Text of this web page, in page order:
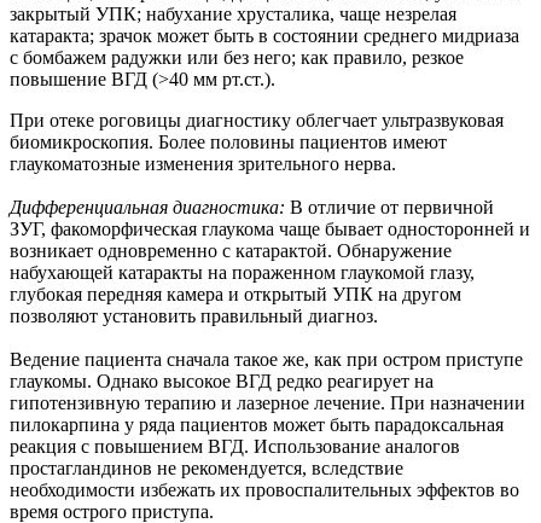
закрытый УПК; набухание хрусталика, чаще незрелая
катаракта; зрачок может быть в состоянии среднего мидриаза
с бомбажем радужки или без него; как правило, резкое
повышение ВГД (>40 мм рт.ст.).
При отеке роговицы диагностику облегчает ультразвуковая
биомикроскопия. Более половины пациентов имеют
глаукоматозные изменения зрительного нерва.
Дифференциальная диагностика: В отличие от первичной
ЗУГ, факоморфическая глаукома чаще бывает односторонней и
возникает одновременно с катарактой. Обнаружение
набухающей катаракты на пораженном глаукомой глазу,
глубокая передняя камера и открытый УПК на другом
позволяют установить правильный диагноз.
Ведение пациента сначала такое же, как при остром приступе
глаукомы. Однако высокое ВГД редко реагирует на
гипотензивную терапию и лазерное лечение. При назначении
пилокарпина у ряда пациентов может быть парадоксальная
реакция с повышением ВГД. Использование аналогов
простагландинов не рекомендуется, вследствие
необходимости избежать их провоспалительных эффектов во
время острого приступа.